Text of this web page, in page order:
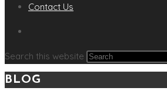
Contact Us
Search this website
BLOG